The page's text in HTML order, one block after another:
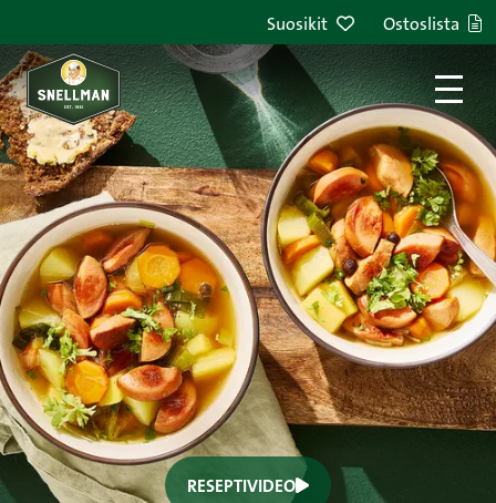
Suosikit Ostoslista